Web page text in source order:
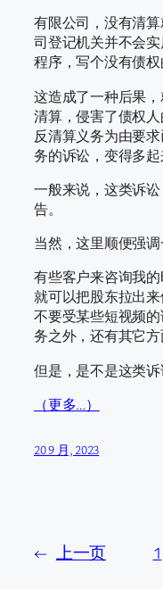
有限公司，没有清
司登记机关并不会
程序，写个没有债权
这造成了一种后果
清算，侵害了债权
反清算义务为由要
务的诉讼，变得多起
一般来说，这类诉
告。
当然，这里顺便强
有些客户来咨询我
就可以把股东拉出
不要受某些短视频
务之外，还有其它方
但是，是不是这类
（更多…）
20 9 月, 2023
← 上一页 1